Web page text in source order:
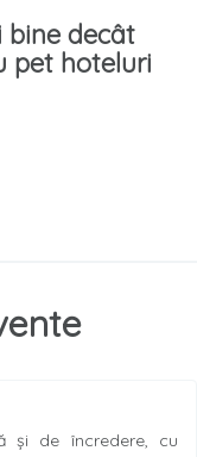
bine decât
pet hoteluri
și de încredere, cu